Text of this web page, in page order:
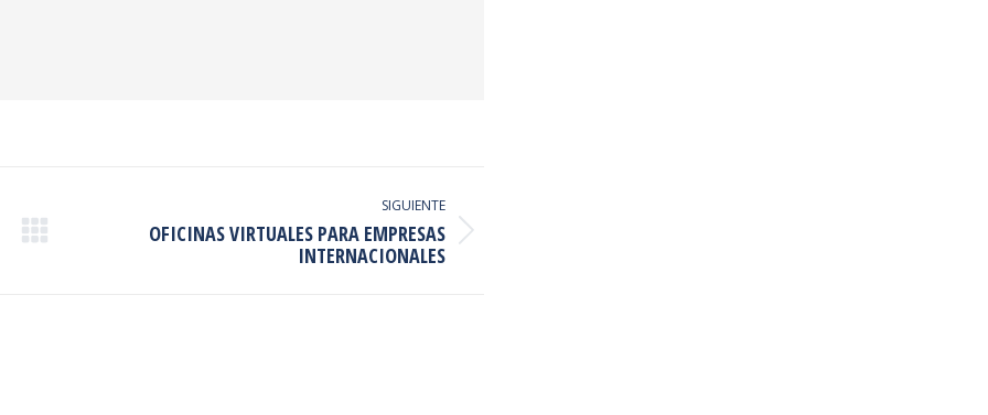
SIGUIENTE
PublicaciónOFICINAS VIRTUALES PARA EMPRESAS
INTERNACIONALES